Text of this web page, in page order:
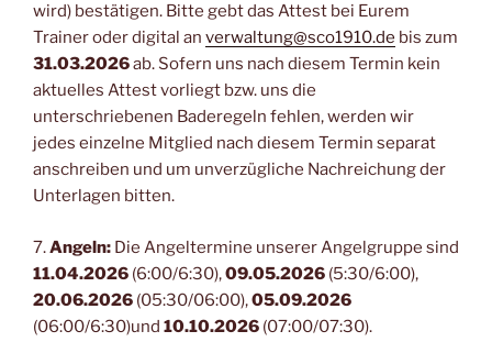
wird) bestätigen. Bitte gebt das Attest bei Eurem
Trainer oder digital an verwaltung@sco1910.de bis zum
31.03.2026ab. Sofern uns nach diesem Termin kein
aktuelles Attest vorliegt bzw. uns die
unterschriebenen Baderegeln fehlen, werden wir
jedes einzelne Mitglied nach diesem Termin separat
anschreiben und um unverzügliche Nachreichung der
Unterlagen bitten.
7.Angeln: Die Angeltermine unserer Angelgruppe sind
11.04.2026 (6:00/6:30),09.05.2026 (5:30/6:00),
20.06.2026 (05:30/06:00),05.09.2026
(06:00/6:30)und 10.10.2026 (07:00/07:30).